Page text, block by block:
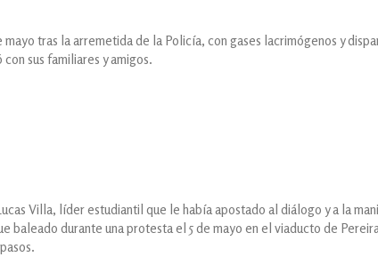
tras la arremetida de la Policía, con gases lacrimógenos y
sus familiares y amigos.
Villa, líder estudiantil que le había apostado al diálogo y a la
baleado durante una protesta el 5 de mayo en el viaducto de